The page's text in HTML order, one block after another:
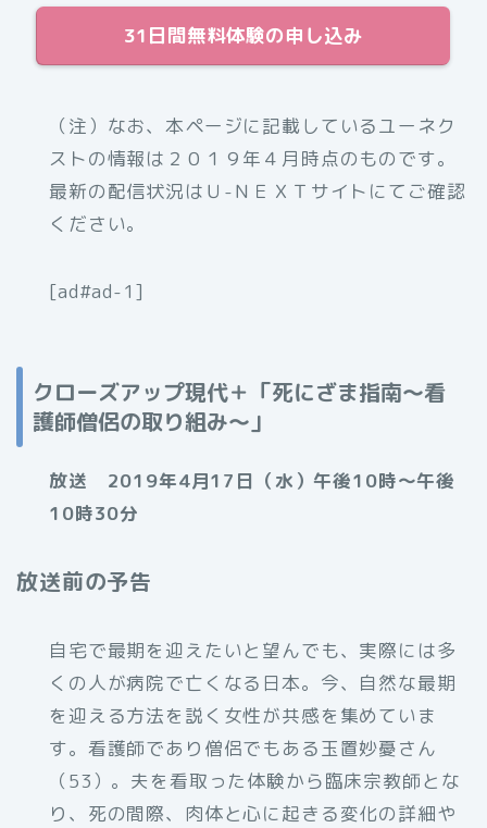
31日間無料体験の申し込み
（注）なお、本ページに記載しているユーネク
ストの情報は２０１９年４月時点のものです。
最新の配信状況はＵ-ＮＥＸＴサイトにてご確認
ください。
[ad#ad-1]
クローズアップ現代＋「死にざま指南～看
護師僧侶の取り組み～」
放送 2019年4月17日（水）午後10時～午後
10時30分
放送前の予告
自宅で最期を迎えたいと望んでも、実際には多
くの人が病院で亡くなる日本。今、自然な最期
を迎える方法を説く女性が共感を集めていま
す。看護師であり僧侶でもある玉置妙憂さん
（53）。夫を看取った体験から臨床宗教師とな
り、死の間際、肉体と心に起きる変化の詳細や